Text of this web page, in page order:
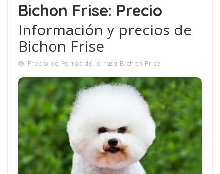
Bichon Frise: Precio
Información y precios de
Bichon Frise
Precio de Perros de la raza Bichon Frise